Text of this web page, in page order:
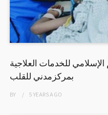
للخدمات العلاجية
بمركزمدني للقلب
BY 5 YEARSAGO